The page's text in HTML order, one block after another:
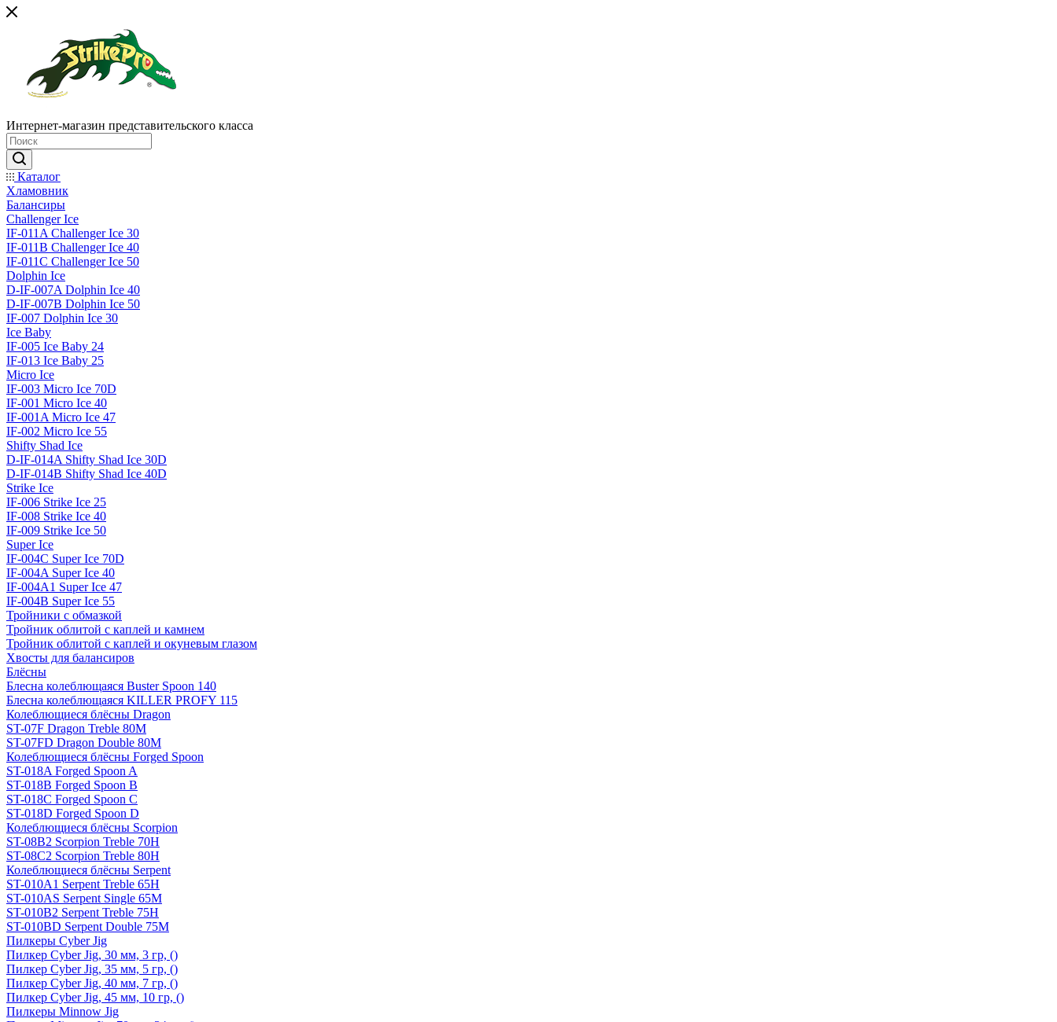
Интернет-магазин представительского класса
Каталог
Хламовник
Балансиры
Challenger Ice
IF-011A Challenger Ice 30
IF-011B Challenger Ice 40
IF-011C Challenger Ice 50
Dolphin Ice
D-IF-007A Dolphin Ice 40
D-IF-007B Dolphin Ice 50
IF-007 Dolphin Ice 30
Ice Baby
IF-005 Ice Baby 24
IF-013 Ice Baby 25
Micro Ice
IF-003 Micro Ice 70D
IF-001 Micro Ice 40
IF-001A Micro Ice 47
IF-002 Micro Ice 55
Shifty Shad Ice
D-IF-014A Shifty Shad Ice 30D
D-IF-014B Shifty Shad Ice 40D
Strike Ice
IF-006 Strike Ice 25
IF-008 Strike Ice 40
IF-009 Strike Ice 50
Super Ice
IF-004C Super Ice 70D
IF-004A Super Ice 40
IF-004A1 Super Ice 47
IF-004B Super Ice 55
Тройники с обмазкой
Тройник облитой с каплей и камнем
Тройник облитой с каплей и окуневым глазом
Хвосты для балансиров
Блёсны
Блесна колеблющаяся Buster Spoon 140
Блесна колеблющаяся KILLER PROFY 115
Колеблющиеся блёсны Dragon
ST-07F Dragon Treble 80M
ST-07FD Dragon Double 80M
Колеблющиеся блёсны Forged Spoon
ST-018A Forged Spoon A
ST-018B Forged Spoon B
ST-018C Forged Spoon C
ST-018D Forged Spoon D
Колеблющиеся блёсны Scorpion
ST-08B2 Scorpion Treble 70H
ST-08C2 Scorpion Treble 80H
Колеблющиеся блёсны Serpent
ST-010A1 Serpent Treble 65H
ST-010AS Serpent Single 65M
ST-010B2 Serpent Treble 75H
ST-010BD Serpent Double 75M
Пилкеры Cyber Jig
Пилкер Cyber Jig, 30 мм, 3 гр, ()
Пилкер Cyber Jig, 35 мм, 5 гр, ()
Пилкер Cyber Jig, 40 мм, 7 гр, ()
Пилкер Cyber Jig, 45 мм, 10 гр, ()
Пилкеры Minnow Jig